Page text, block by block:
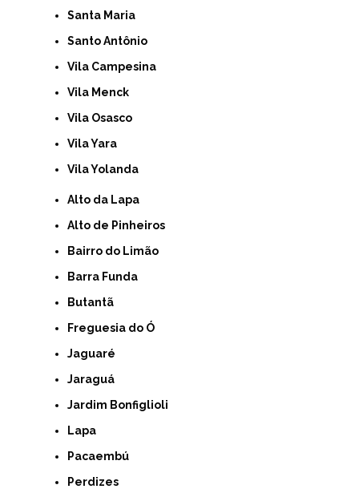
Santa Maria
Santo Antônio
Vila Campesina
Vila Menck
Vila Osasco
Vila Yara
Vila Yolanda
Alto da Lapa
Alto de Pinheiros
Bairro do Limão
Barra Funda
Butantã
Freguesia do Ó
Jaguaré
Jaraguá
Jardim Bonfiglioli
Lapa
Pacaembú
Perdizes